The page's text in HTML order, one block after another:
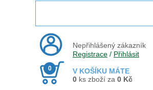
Nepřihlášený zákazník
Registrace / Přihlásit
V KOŠÍKU MÁTE
0
0 ks zboží za 0 Kč